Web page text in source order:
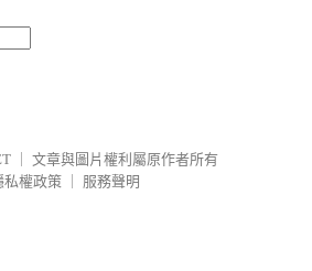
文章與圖片權利屬原作者所有
私權政策
服務聲明